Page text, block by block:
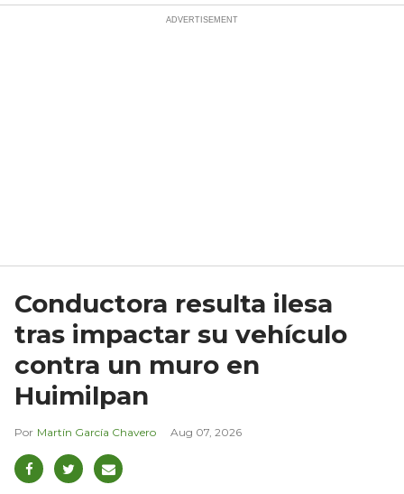
Conductora resulta ilesa
tras impactar su vehículo
contra un muro en
Huimilpan
Martín García Chavero Aug 07, 2026